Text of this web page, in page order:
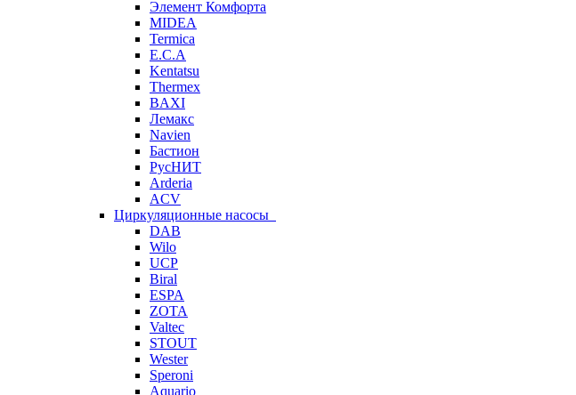
Элемент Комфорта
MIDEA
Termica
E.C.A
Kentatsu
Thermex
BAXI
Лемакс
Navien
Бастион
РусНИТ
Arderia
ACV
Циркуляционные насосы
DAB
Wilo
UCP
Biral
ESPA
ZOTA
Valtec
STOUT
Wester
Speroni
Aquario